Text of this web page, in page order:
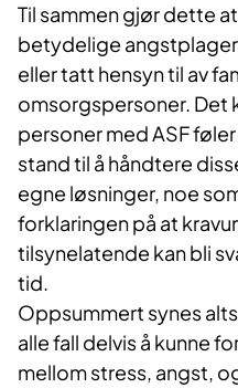
Til sammen gjør dette
betydelige
eller tatt hensyn til av
omsorgspersoner. Det
personer med ASF
stand til å håndtere
egne løsninger, noe
forklaringen på at
tilsynelatende kan bli
tid.
Oppsummert synes
alle fall delvis å kunne
mellom stress, angst,